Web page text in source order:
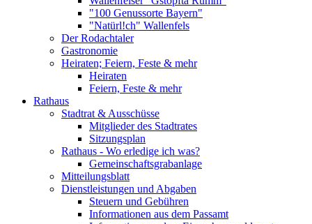
"100 Genussorte Bayern"
"Natürl!ch" Wallenfels
Der Rodachtaler
Gastronomie
Heiraten; Feiern, Feste & mehr
Heiraten
Feiern, Feste & mehr
Rathaus
Stadtrat & Ausschüsse
Mitglieder des Stadtrates
Sitzungsplan
Rathaus - Wo erledige ich was?
Gemeinschaftsgrabanlage
Mitteilungsblatt
Dienstleistungen und Abgaben
Steuern und Gebühren
Informationen aus dem Passamt